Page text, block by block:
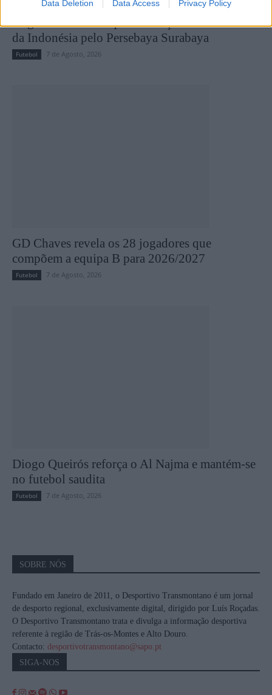
Data Deletion Data Access Privacy Policy
Miguel Pereira conquista a Taça do Presidente
da Indonésia pelo Persebaya Surabaya
Futebol 7 de Agosto, 2026
GD Chaves revela os 28 jogadores que
compõem a equipa B para 2026/2027
Futebol 7 de Agosto, 2026
Diogo Queirós reforça o Al Najma e mantém-se
no futebol saudita
Futebol 7 de Agosto, 2026
SOBRE NÓS
Fundado em Janeiro de 2011, o Desportivo Transmontano é um jornal
de desporto regional, exclusivamente digital, dirigido por Luís Roçadas.
O Desportivo Transmontano trata e divulga a informação desportiva
referente à região de Trás-os-Montes e Alto Douro.
Contacto: desportivotransmontano@sapo.pt
SIGA-NOS